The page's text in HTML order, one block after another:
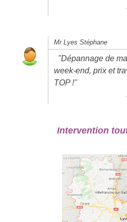
Mr Lyes Stéphane
"Dépannage de
week-end, prix et
TOP !"
Intervention